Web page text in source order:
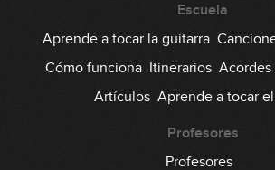
Escuela
Aprende a tocar la guitarra
Cómo funciona Itinerarios Acordes
Artículos Aprende a tocar
Profesores
Profesores